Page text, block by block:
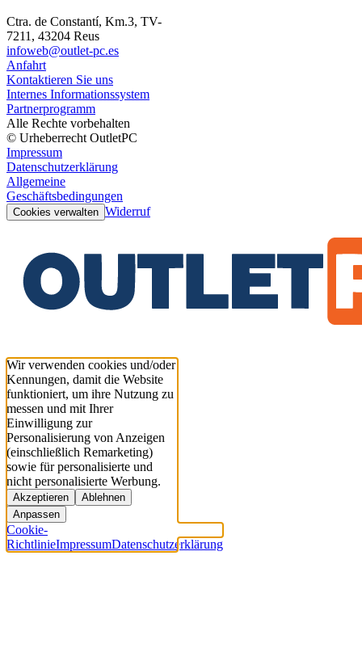
Ctra. de Constantí, Km.3, TV-
7211, 43204 Reus
infoweb@outlet-pc.es
Anfahrt
Kontaktieren Sie uns
Internes Informationssystem
Partnerprogramm
Alle Rechte vorbehalten
© Urheberrecht OutletPC
Impressum
Datenschutzerklärung
Allgemeine
Geschäftsbedingungen
Cookies verwalten Widerruf
Wir verwenden cookies und/oder
Kennungen, damit die Website
funktioniert, um ihre Nutzung zu
messen und mit Ihrer
Einwilligung zur
Personalisierung von Anzeigen
(einschließlich Remarketing)
sowie für personalisierte und
nicht personalisierte Werbung.
Akzeptieren
Ablehnen
Anpassen
Cookie-
RichtlinieImpressumDatenschutzerklärung